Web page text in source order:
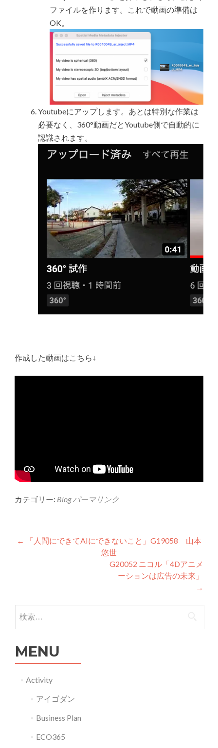
ファイルを作ります。これで動画の準備は
OK。
Youtubeにアップします。あとは特別な作業は
必要なく、360°動画だとYoutube側で自動的に
認識されます。
作成した動画はこちら↓
カテゴリー: Blog パーマリンク
投稿ナビゲーション
←
「人間にできてAIにできないこと」G19058 山本
悠世
G20052 ニコル「4Dアニメ
ーションは広告の未来」
→
MENU
Activity
アイゴダン
Business Plan
ECO365